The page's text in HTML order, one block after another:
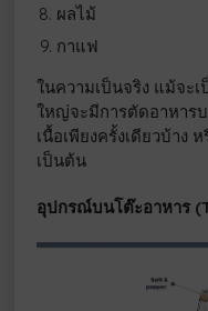
ผลไม้
กาแฟ
ในความเป็นจริง แม้จะ
ใหญ่จะมีการตัดอาหาร
เนื้อเพียงครั้งเดียวบ้าง
เป็นต้น
อุปกรณ์บนโต๊ะอาหาร (